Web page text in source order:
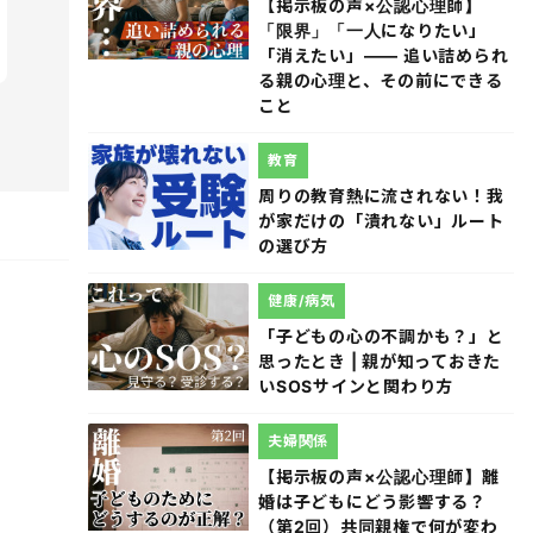
【掲示板の声×公認心理師】
「限界」「一人になりたい」
「消えたい」―― 追い詰められ
る親の心理と、その前にできる
こと
周りの教育熱に流されない！我
が家だけの「潰れない」ルート
の選び方
教育
「子どもの心の不調かも？」と
思ったとき | 親が知っておきた
いSOSサインと関わり方
健康/病気
【掲示板の声×公認心理師】離
婚は子どもにどう影響する？
（第2回）共同親権で何が変わ
夫婦関係